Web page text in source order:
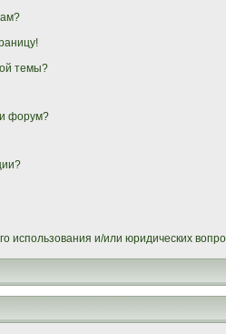
темы?
форум?
использования и/или юридических